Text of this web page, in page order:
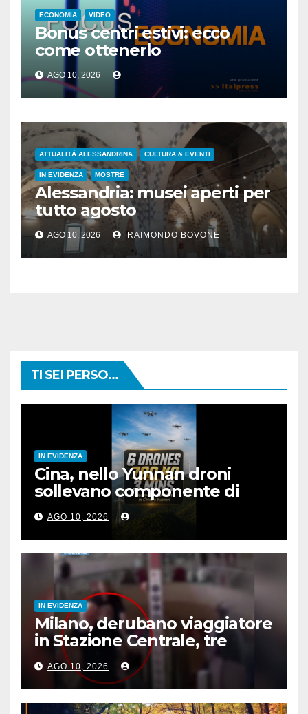
ECONOMIA VIDEO
Bonus centri estivi: ecco
come ottenerlo
AGO 10, 2026
ATTUALITÀ ALESSANDRINA CULTURA & EVENTI
IN EVIDENZA MOSTRE
Alessandria: musei aperti per
tutto agosto
AGO 10, 2026 RAIMONDO BOVONE
TI SEI PERSO...
IN EVIDENZA
Cina, nello Yunnan droni
sollevano componente di
rete elettrica da 780 kg
AGO 10, 2026
IN EVIDENZA
Milano, derubano viaggiatore
in Stazione Centrale, tre
arresti
AGO 10, 2026